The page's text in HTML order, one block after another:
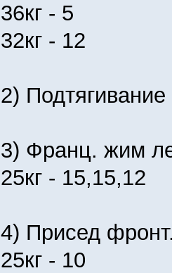
36кг - 5
32кг - 12
2)
3) Франц. жим
25кг - 15,15,12
4) Присед
25кг - 10